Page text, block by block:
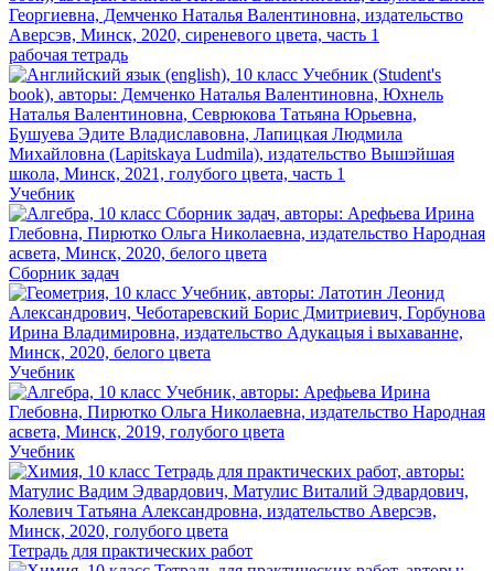
рабочая тетрадь
Учебник
Сборник задач
Учебник
Учебник
Тетрадь для практических работ